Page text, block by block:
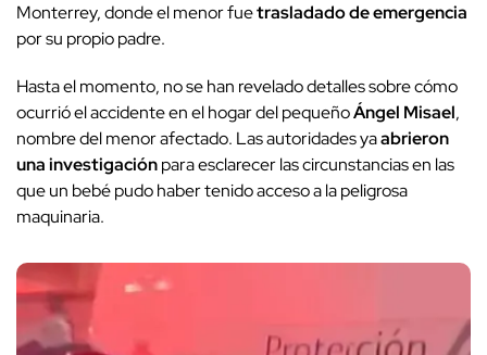
Monterrey, donde el menor fuetrasladado de emergencia
por su propio padre.
Hasta el momento, no se han revelado detalles sobre cómo
ocurrió el accidente en el hogar del pequeñoÁngel Misael,
nombre del menor afectado. Las autoridades yaabrieron
una investigaciónpara esclarecer las circunstancias en las
que un bebé pudo haber tenido acceso a la peligrosa
maquinaria.